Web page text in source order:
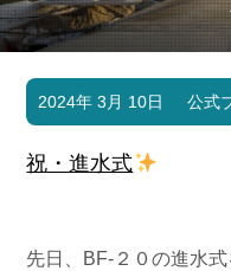
マリンクラブ
マリンライフを堪能したい！
ボート免許
長年の実績と信頼！
2024年 3月 10日 公式
祝・進水式
先日、BF-２０の進水